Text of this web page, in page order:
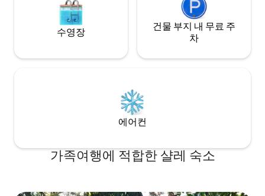
수영장
건물 부지 내 무료 주
차
에어컨
가족여행에 적합한 샬레 숙소